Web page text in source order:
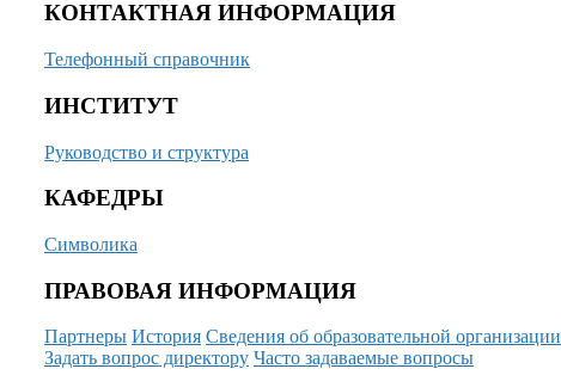
КОНТАКТНАЯ ИНФОРМАЦИЯ
Телефонный справочник
ИНСТИТУТ
Руководство и структура
КАФЕДРЫ
Символика
ПРАВОВАЯ ИНФОРМАЦИЯ
Партнеры История Сведения об образовательной организации
Задать вопрос директору Часто задаваемые вопросы